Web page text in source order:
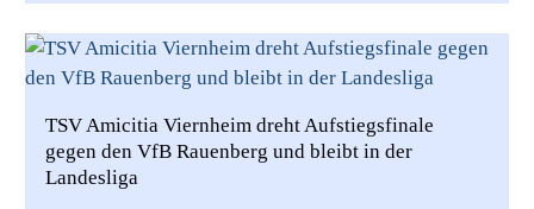
TSV Amicitia Viernheim dreht Aufstiegsfinale
gegen den VfB Rauenberg und bleibt in der
Landesliga